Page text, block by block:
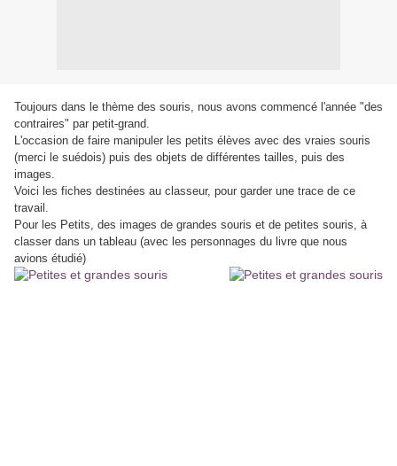
Toujours dans le thème des souris, nous avons commencé l'année "des
contraires" par petit-grand.
L'occasion de faire manipuler les petits élèves avec des vraies souris
(merci le suédois) puis des objets de différentes tailles, puis des
images.
Voici les fiches destinées au classeur, pour garder une trace de ce
travail.
Pour les Petits, des images de grandes souris et de petites souris, à
classer dans un tableau (avec les personnages du livre que nous
avions étudié)